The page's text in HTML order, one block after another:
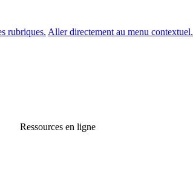
rubriques. Aller directement au menu contextuel.
Ressources en ligne